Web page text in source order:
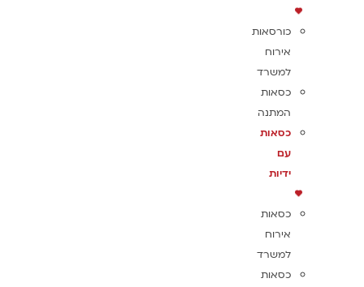
כורסאות
אירוח
למשרד
כסאות
המתנה
כסאות
עם
ידיות
כסאות
אירוח
למשרד
כסאות